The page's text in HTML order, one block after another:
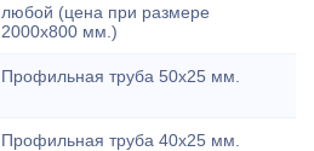
любой (цена при размере
2000x800 мм.)
Профильная труба 50х25 мм.
Профильная труба 40х25 мм.